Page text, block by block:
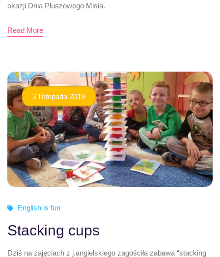
okazji Dnia Pluszowego Misia.
Read More
2 listopada 2019
English is fun
Stacking cups
Dziś na zajęciach z j.angielskiego zagościła zabawa “stacking